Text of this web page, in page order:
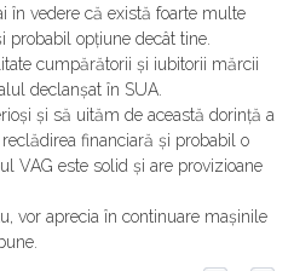
în vedere că există foarte multe
probabil opțiune decât tine.
cumpărătorii și iubitorii mărcii
declanșat în SUA.
și să uităm de această dorință a
financiară și probabil o
VAG este solid și are provizioane
vor aprecia în continuare mașinile